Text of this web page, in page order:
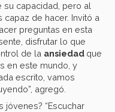
su capacidad, pero al
de hacer. Invitó a
preguntas en esta
disfrutar lo que
de la ansiedad que
en este mundo, y
escrito, vamos
agregó.
jóvenes? “Escuchar